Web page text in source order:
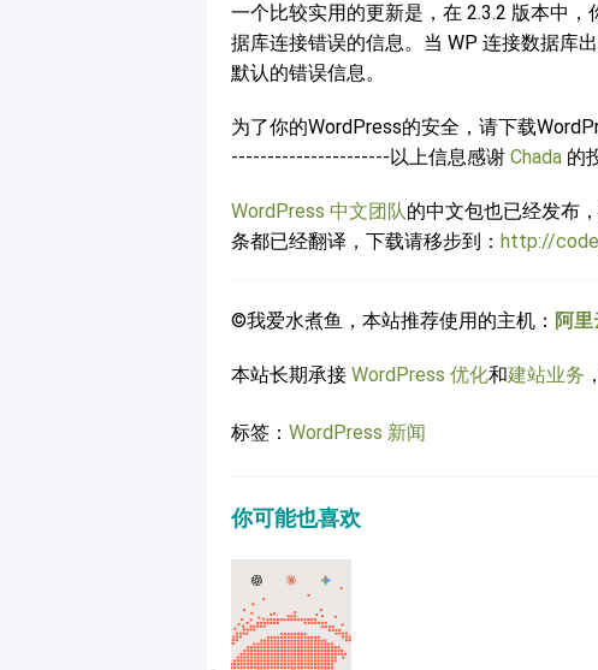
一个比较实用的更新是，在 2.3.2 版本中
据库连接错误的信息。当 WP 连接数据库
默认的错误信息。
为了你的WordPress的安全，请下载
----------------------以上信息感谢 Chada 的
WordPress 中文团队的中文包也已经发布
条都已经翻译，下载请移步到： http://
©我爱水煮鱼，本站推荐使用的主机： 阿里
本站长期承接 WordPress 优化和建站业务
标签： WordPress 新闻
你可能也喜欢